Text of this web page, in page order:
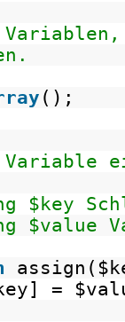
();
$value
assign(
] =